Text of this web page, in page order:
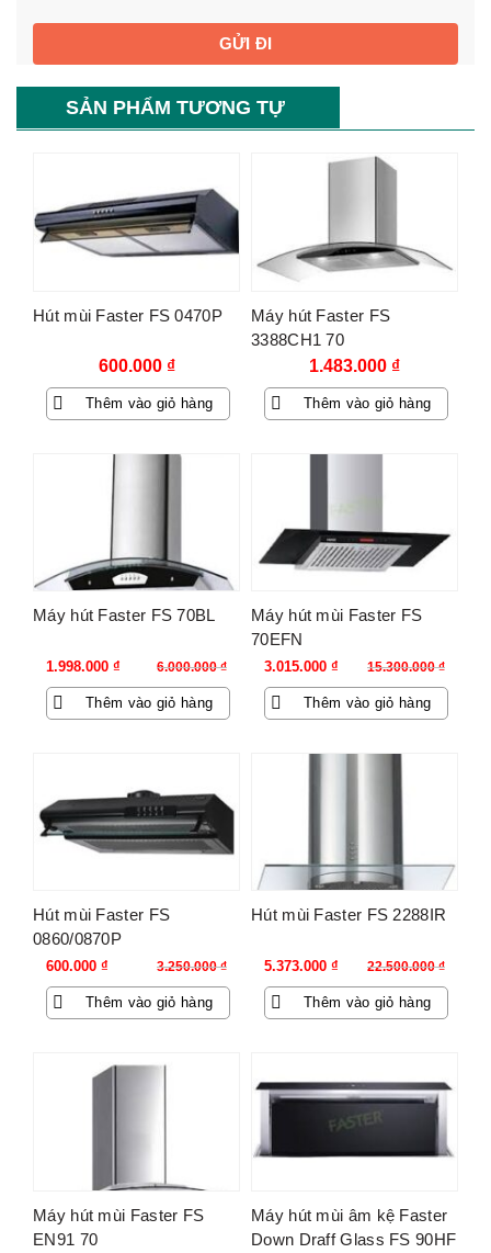
SẢN PHẨM TƯƠNG TỰ
Hút mùi Faster FS 0470P
600.000 ₫
Thêm vào giỏ hàng
Máy hút Faster FS
3388CH1 70
1.483.000 ₫
Thêm vào giỏ hàng
Máy hút Faster FS 70BL
6.000.000₫
Giá
gốc
là:
1.998.000 ₫
Giá
hiện
tại
Thêm vào giỏ hàng
Máy hút mùi Faster FS
70EFN
15.300.000₫
Giá
gốc
là:
3.015.000 ₫
Giá
hiện
tại
Thêm vào giỏ hàng
Hút mùi Faster FS
0860/0870P
3.250.000₫
Giá
gốc
là:
600.000 ₫
Giá
hiện
tại
Thêm vào giỏ hàng
Hút mùi Faster FS 2288IR
22.500.000₫
Giá
gốc
là:
5.373.000 ₫
Giá
hiện
tại
Thêm vào giỏ hàng
Máy hút mùi Faster FS
EN91 70
Máy hút mùi âm kệ Faster
Down Draff Glass FS 90HF